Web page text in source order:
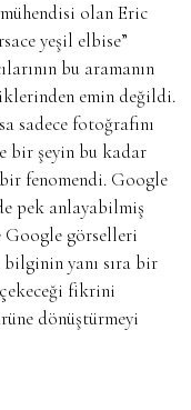
olan Eric
yeşil elbise”
bu aramanın
emin değildi.
sadece fotoğrafını
bir şeyin bu kadar
fenomendi. Google
pek anlayabilmiş
Google görselleri
bilginin yanı sıra bir
fikrini
dönüştürmeyi